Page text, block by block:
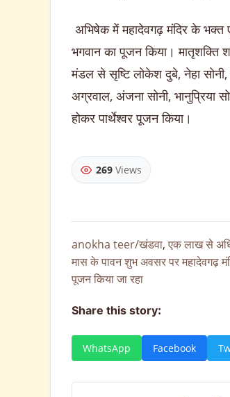
अभिषेक में महादेवगढ़ मंदिर के भक्त
भगवान का पूजन किया। मातृशक्ति
मंडल से सृष्टि लोकेश दुबे, नेहा सोनी,
अग्रवाल, अंजना सोनी, भानुप्रिया
होकर पार्थेश्वर पूजन किया।
269 Views
anokha teer/खंडवा, एक लाख से
मास के पावन शुभ अवसर पर महादेवगढ़
पूजन किया जा रहा
Share this story:
WhatsApp Facebook